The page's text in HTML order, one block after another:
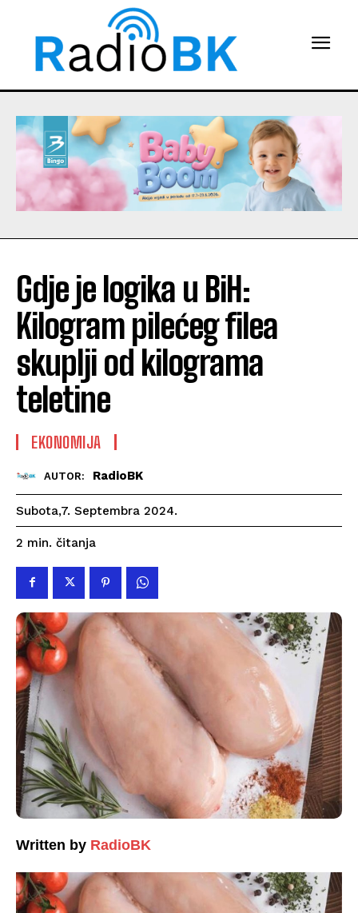
Gdje je logika u BiH:
Kilogram pilećeg filea
skuplji od kilograma
teletine
EKONOMIJA
AUTOR: RadioBK
Subota,7. Septembra 2024.
2 min. čitanja
Written by RadioBK